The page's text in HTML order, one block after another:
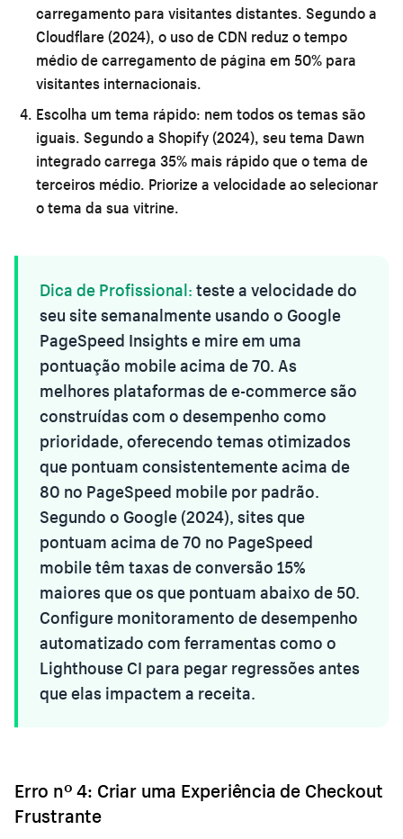
carregamento para visitantes distantes. Segundo a
Cloudflare (2024), o uso de CDN reduz o tempo
médio de carregamento de página em 50% para
visitantes internacionais.
Escolha um tema rápido: nem todos os temas são
iguais. Segundo a Shopify (2024), seu tema Dawn
integrado carrega 35% mais rápido que o tema de
terceiros médio. Priorize a velocidade ao selecionar
o tema da sua vitrine.
Dica de Profissional: teste a velocidade do
seu site semanalmente usando o Google
PageSpeed Insights e mire em uma
pontuação mobile acima de 70. As
melhores plataformas de e-commerce são
construídas com o desempenho como
prioridade, oferecendo temas otimizados
que pontuam consistentemente acima de
80 no PageSpeed mobile por padrão.
Segundo o Google (2024), sites que
pontuam acima de 70 no PageSpeed
mobile têm taxas de conversão 15%
maiores que os que pontuam abaixo de 50.
Configure monitoramento de desempenho
automatizado com ferramentas como o
Lighthouse CI para pegar regressões antes
que elas impactem a receita.
Erro nº 4: Criar uma Experiência de Checkout
Frustrante